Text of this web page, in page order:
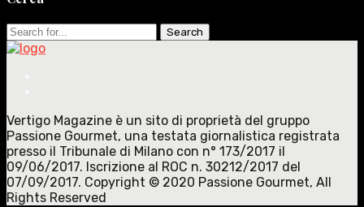
Search
for:
Vertigo Magazine è un sito di proprietà del gruppo
Passione Gourmet, una testata giornalistica registrata
presso il Tribunale di Milano con n° 173/2017 il
09/06/2017. Iscrizione al ROC n. 30212/2017 del
07/09/2017. Copyright © 2020 Passione Gourmet, All
Rights Reserved